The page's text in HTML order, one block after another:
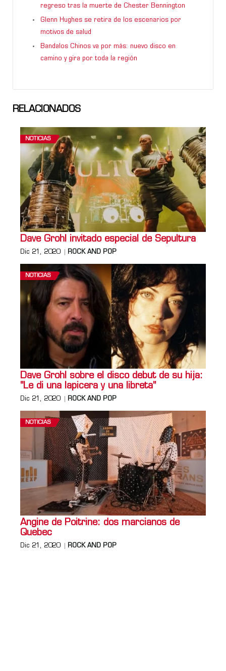
regreso tras la muerte de Chester Bennington
Glenn Hughes se retira de los escenarios por
motivos de salud
Bandalos Chinos va por más: nuevo disco en
camino y gira por toda la región
RELACIONADOS
NOTICIAS
Dave Grohl invitado especial de Sepultura
Dic 21, 2020 ROCK AND POP
NOTICIAS
Dave Grohl sobre el disco debut de su hija:
"Le di una lapicera y una libreta"
Dic 21, 2020 ROCK AND POP
NOTICIAS
Angine de Poitrine: dos marcianos de
Quebec
Dic 21, 2020 ROCK AND POP